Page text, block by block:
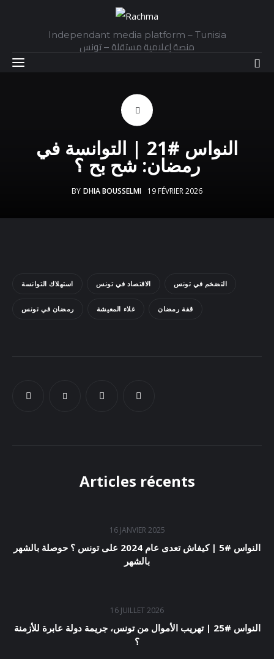
Independant media platform – Tunisia
منصة إعلامية مستقلة – تونس
النواس #21 | التوانسة في
رمضان: شح بح ؟
BY DHIA BOUSSELMI 19 FÉVRIER 2026
استهلاك التوانسة الاقتصاد في تونس التضخم في تونس
رمضان في تونس غلاء المعيشة قفة رمضان
Articles récents
16 JANVIER 2025
النواس #5 | كيفاش تعدى عام 2024 على تونس ؟ حوصلة بالشهر
بالشهر
16 JUILLET 2026
النواس #25 | تهريب الأموال من تونس، جريمة دولة عابرة للأزمنة
؟